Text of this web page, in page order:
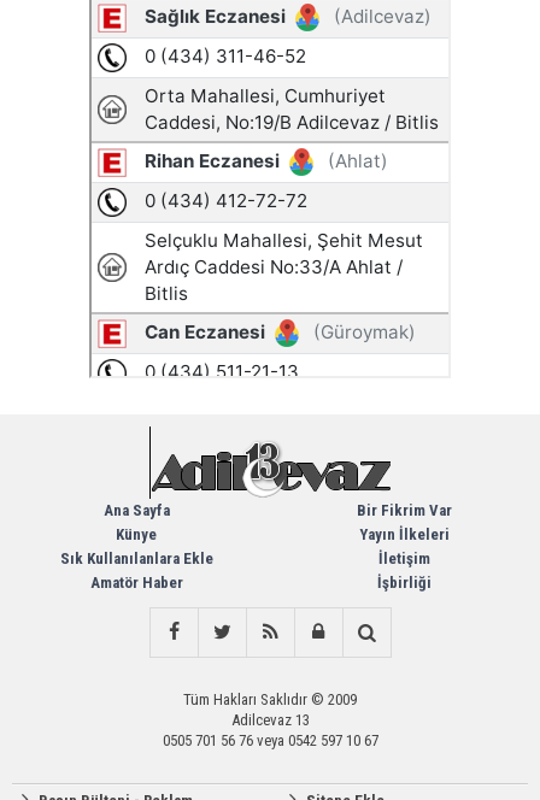
Ana Sayfa
Künye
Sık Kullanılanlara Ekle
Amatör Haber
Bir Fikrim Var
Yayın İlkeleri
İletişim
İşbirliği
Tüm Hakları Saklıdır © 2009
Adilcevaz 13
0505 701 56 76 veya 0542 597 10 67